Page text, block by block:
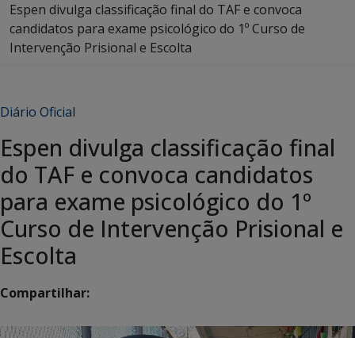
Espen divulga classificação final do TAF e convoca
candidatos para exame psicológico do 1º Curso de
Intervenção Prisional e Escolta
Diário Oficial
Espen divulga classificação final
do TAF e convoca candidatos
para exame psicológico do 1º
Curso de Intervenção Prisional e
Escolta
Compartilhar: